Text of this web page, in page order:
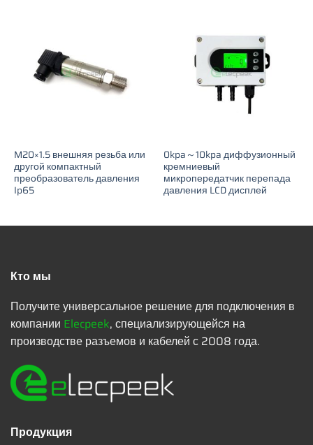
M20×1.5 внешняя резьба или
другой компактный
преобразователь давления
Ip65
0kpa～10kpa диффузионный
кремниевый
микропередатчик перепада
давления LCD дисплей
Кто мы
Получите универсальное решение для подключения в
компании Elecpeek, специализирующейся на
производстве разъемов и кабелей с 2008 года.
Продукция